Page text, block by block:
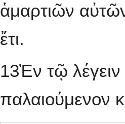
ἁμαρτιῶν
ἔτι.
13Ἐν τῷ
παλαιούμενον